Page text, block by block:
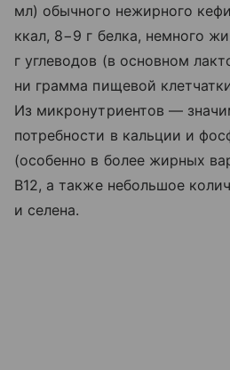
мл) обычного нежирного
ккал, 8−9 г белка, немного
г углеводов (в основном
ни грамма пищевой
Из микронутриентов —
потребности в кальции и
(особенно в более жирных
B12, а также небольшое
и селена.